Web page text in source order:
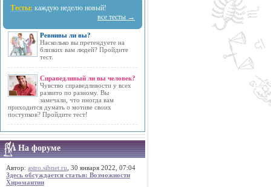
Тесты: каждую неделю новый!
все тесты →
Ревнивы ли вы?
Насколько вы претендуете на
близких вам людей? Пройдите
тест.
Справедливый ли вы человек?
Чувство справедливости у всех
развито по разному. Вы
замечали, что иногда вам
приходится думать о мотиве своих
поступков? Пройдите тест!
На форуме
Автор: astro.sibnet.ru , 30 января 2022, 07:04
Здесь обсуждается статья: Возможности
Хиромантии